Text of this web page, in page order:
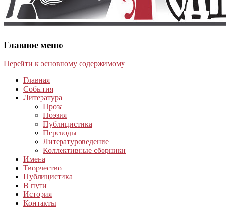
Главное меню
Перейти к основному содержимому
Главная
События
Литература
Проза
Поэзия
Публицистика
Переводы
Литературоведение
Коллективные сборники
Имена
Творчество
Публицистика
В пути
История
Контакты